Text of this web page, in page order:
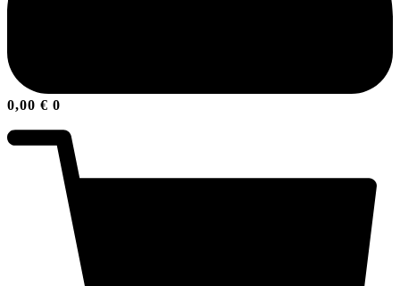
0,00 € 0